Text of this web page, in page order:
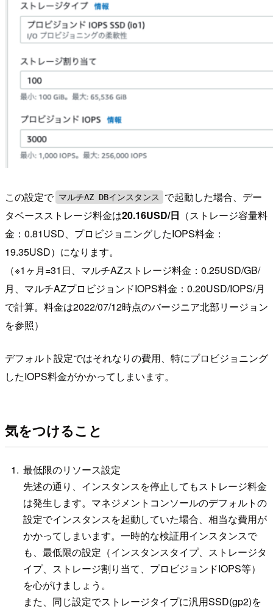
この設定で マルチAZ DBインスタンス
で起動した場合、デー
タベースストレージ料金は20.16USD/日 （ストレージ容量料
金：0.81USD、プロビジョニングしたIOPS料金：
19.35USD）になります。
（※1ヶ月=31日、マルチAZストレージ料金：0.25USD/GB/
月、マルチAZプロビジョンドIOPS料金：0.20USD/IOPS/月
で計算。料金は2022/07/12時点のバージニア北部リージョン
を参照）
デフォルト設定ではそれなりの費用、特にプロビジョニング
したIOPS料金がかかってしまいます。
気をつけること
最低限のリソース設定
先述の通り、インスタンスを停止してもストレージ料金
は発生します。マネジメントコンソールのデフォルトの
設定でインスタンスを起動していた場合、相当な費用が
かかってしまいます。一時的な検証用インスタンスで
も、最低限の設定（インスタンスタイプ、ストレージタ
イプ、ストレージ割り当て、プロビジョンドIOPS等）
を心がけましょう。
また、同じ設定でストレージタイプに汎用SSD(gp2)を